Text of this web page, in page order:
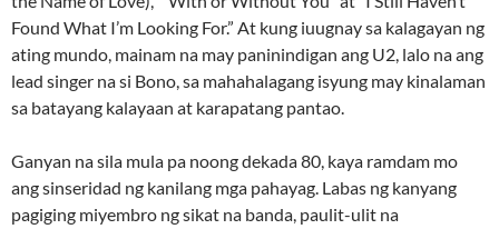
Found What I’m Looking For.” At kung iuugnay sa kalagayan ng
ating mundo, mainam na may paninindigan ang U2, lalo na ang
lead singer na si Bono, sa mahahalagang isyung may kinalaman
sa batayang kalayaan at karapatang pantao.
Ganyan na sila mula pa noong dekada 80, kaya ramdam mo
ang sinseridad ng kanilang mga pahayag. Labas ng kanyang
pagiging miyembro ng sikat na banda, paulit-ulit na